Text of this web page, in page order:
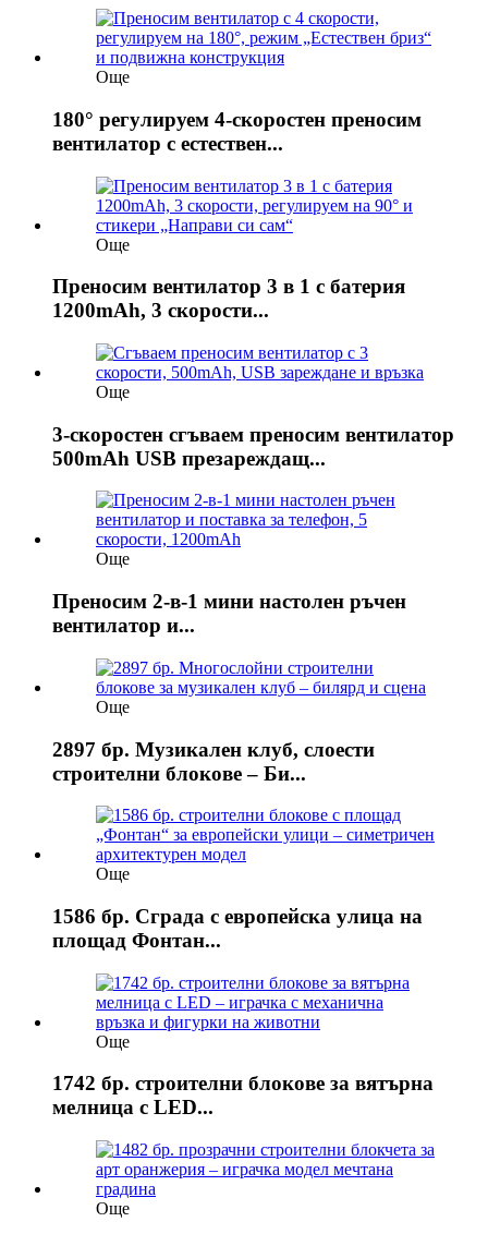
Още
180° регулируем 4-скоростен преносим
вентилатор с естествен...
Още
Преносим вентилатор 3 в 1 с батерия
1200mAh, 3 скорости...
Още
3-скоростен сгъваем преносим вентилатор
500mAh USB презареждащ...
Още
Преносим 2-в-1 мини настолен ръчен
вентилатор и...
Още
2897 бр. Музикален клуб, слоести
строителни блокове – Би...
Още
1586 бр. Сграда с европейска улица на
площад Фонтан...
Още
1742 бр. строителни блокове за вятърна
мелница с LED...
Още